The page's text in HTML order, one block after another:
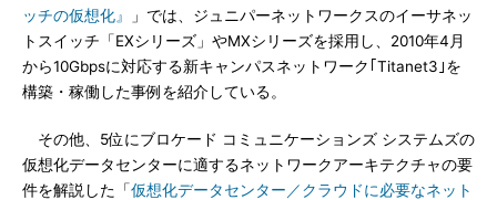
ッチの仮想化』
」では、ジュニパーネットワークスのイーサネッ
トスイッチ「EXシリーズ」やMXシリーズを採用し、2010年4月
から10Gbpsに対応する新キャンパスネットワーク｢Titanet3｣を
構築・稼働した事例を紹介している。
その他、5位にブロケード コミュニケーションズ システムズの
仮想化データセンターに適するネットワークアーキテクチャの要
件を解説した「仮想化データセンター／クラウドに必要なネット